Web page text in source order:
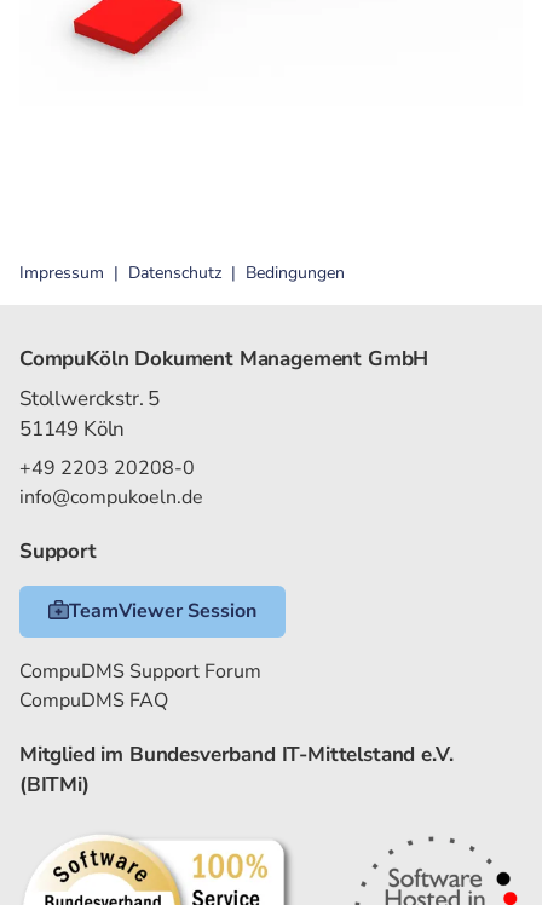
Impressum Datenschutz Bedingungen
CompuKöln Dokument Management GmbH
Stollwerckstr. 5
51149 Köln
+49 2203 20208-0
info@compukoeln.de
Support
TeamViewer Session
CompuDMS Support Forum
CompuDMS FAQ
Mitglied im Bundesverband IT-Mittelstand e.V.
(BITMi)